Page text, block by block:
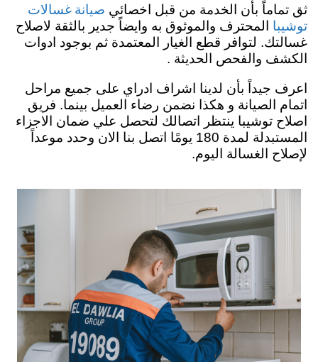
ثق تماماً بأن الخدمة من قبل اخصائي صيانة غسالات
توشيبا المحترف والموثوق به وايضاً جدير بالثقة لاصلاح
غسالتك. لتوافر قطع الغيار المعتمدة ثم بوجود ادوات
الكشف والفحص الحديثة .
اعرف جيداً بأن لدينا اشراف ادراي على جميع مراحل
اتمام الصيانة و هكذا نضمن رضاء العميل بينما. فريق
اصلاح توشيبا ينتظر اتصالك لتحصل علي ضمان الاجزاء
المستبدلة لمدة 180 يومًا اتصل بنا الان وحدد موعداً
لإصلاح الغسالة اليوم.